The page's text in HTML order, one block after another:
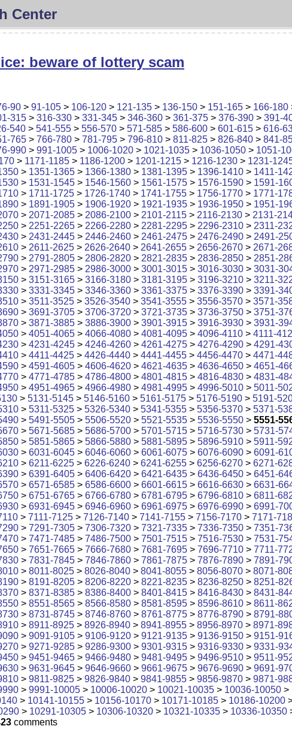
Center
beware of lottery scam
90 > 91-105 > 106-120 > 121-135 > 136-150 > 151-165 > 166-180
315 > 316-330 > 331-345 > 346-360 > 361-375 > 376-390 > 391-
540 > 541-555 > 556-570 > 571-585 > 586-600 > 601-615 > 616-
765 > 766-780 > 781-795 > 796-810 > 811-825 > 826-840 > 841-
990 > 991-1005 > 1006-1020 > 1021-1035 > 1036-1050 > 1051-
> 1171-1185 > 1186-1200 > 1201-1215 > 1216-1230 > 1231-
> 1351-1365 > 1366-1380 > 1381-1395 > 1396-1410 > 1411-
> 1531-1545 > 1546-1560 > 1561-1575 > 1576-1590 > 1591-
> 1711-1725 > 1726-1740 > 1741-1755 > 1756-1770 > 1771-
> 1891-1905 > 1906-1920 > 1921-1935 > 1936-1950 > 1951-
> 2071-2085 > 2086-2100 > 2101-2115 > 2116-2130 > 2131-
> 2251-2265 > 2266-2280 > 2281-2295 > 2296-2310 > 2311-
> 2431-2445 > 2446-2460 > 2461-2475 > 2476-2490 > 2491-
> 2611-2625 > 2626-2640 > 2641-2655 > 2656-2670 > 2671-
> 2791-2805 > 2806-2820 > 2821-2835 > 2836-2850 > 2851-
> 2971-2985 > 2986-3000 > 3001-3015 > 3016-3030 > 3031-
> 3151-3165 > 3166-3180 > 3181-3195 > 3196-3210 > 3211-
> 3331-3345 > 3346-3360 > 3361-3375 > 3376-3390 > 3391-
> 3511-3525 > 3526-3540 > 3541-3555 > 3556-3570 > 3571-
> 3691-3705 > 3706-3720 > 3721-3735 > 3736-3750 > 3751-
> 3871-3885 > 3886-3900 > 3901-3915 > 3916-3930 > 3931-
> 4051-4065 > 4066-4080 > 4081-4095 > 4096-4110 > 4111-
> 4231-4245 > 4246-4260 > 4261-4275 > 4276-4290 > 4291-
> 4411-4425 > 4426-4440 > 4441-4455 > 4456-4470 > 4471-
> 4591-4605 > 4606-4620 > 4621-4635 > 4636-4650 > 4651-
> 4771-4785 > 4786-4800 > 4801-4815 > 4816-4830 > 4831-
> 4951-4965 > 4966-4980 > 4981-4995 > 4996-5010 > 5011-
> 5131-5145 > 5146-5160 > 5161-5175 > 5176-5190 > 5191-
> 5311-5325 > 5326-5340 > 5341-5355 > 5356-5370 > 5371-
> 5491-5505 > 5506-5520 > 5521-5535 > 5536-5550 > 5551-
> 5671-5685 > 5686-5700 > 5701-5715 > 5716-5730 > 5731-
> 5851-5865 > 5866-5880 > 5881-5895 > 5896-5910 > 5911-
> 6031-6045 > 6046-6060 > 6061-6075 > 6076-6090 > 6091-
> 6211-6225 > 6226-6240 > 6241-6255 > 6256-6270 > 6271-
> 6391-6405 > 6406-6420 > 6421-6435 > 6436-6450 > 6451-
> 6571-6585 > 6586-6600 > 6601-6615 > 6616-6630 > 6631-
> 6751-6765 > 6766-6780 > 6781-6795 > 6796-6810 > 6811-
> 6931-6945 > 6946-6960 > 6961-6975 > 6976-6990 > 6991-
> 7111-7125 > 7126-7140 > 7141-7155 > 7156-7170 > 7171-
> 7291-7305 > 7306-7320 > 7321-7335 > 7336-7350 > 7351-
> 7471-7485 > 7486-7500 > 7501-7515 > 7516-7530 > 7531-
> 7651-7665 > 7666-7680 > 7681-7695 > 7696-7710 > 7711-
> 7831-7845 > 7846-7860 > 7861-7875 > 7876-7890 > 7891-
> 8011-8025 > 8026-8040 > 8041-8055 > 8056-8070 > 8071-
> 8191-8205 > 8206-8220 > 8221-8235 > 8236-8250 > 8251-
> 8371-8385 > 8386-8400 > 8401-8415 > 8416-8430 > 8431-
> 8551-8565 > 8566-8580 > 8581-8595 > 8596-8610 > 8611-
> 8731-8745 > 8746-8760 > 8761-8775 > 8776-8790 > 8791-
> 8911-8925 > 8926-8940 > 8941-8955 > 8956-8970 > 8971-
> 9091-9105 > 9106-9120 > 9121-9135 > 9136-9150 > 9151-
> 9271-9285 > 9286-9300 > 9301-9315 > 9316-9330 > 9331-
> 9451-9465 > 9466-9480 > 9481-9495 > 9496-9510 > 9511-
> 9631-9645 > 9646-9660 > 9661-9675 > 9676-9690 > 9691-
> 9811-9825 > 9826-9840 > 9841-9855 > 9856-9870 > 9871-
> 9991-10005 > 10006-10020 > 10021-10035 > 10036-10050 >
> 10141-10155 > 10156-10170 > 10171-10185 > 10186-10200
> 10291-10305 > 10306-10320 > 10321-10335 > 10336-10350
comments